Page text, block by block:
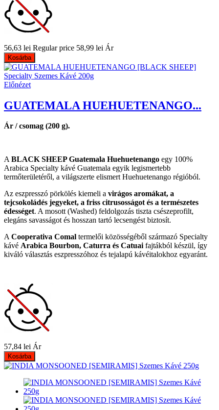
56,63 lei Regular price 58,99 lei Ár
Kosárba
Előnézet
GUATEMALA HUEHUETENANGO...
Ár / csomag (200 g).
ABLACK SHEEP Guatemala Huehuetenango egy 100%
Arabica Specialty kávé Guatemala egyik legismertebb
termőterületéről, a világszerte elismert Huehuetenango régióból.
Az eszpresszó pörkölés kiemeli a virágos aromákat, a
tejcsokoládés jegyeket, a friss citrusosságot és a természetes
édességet. A mosott (Washed) feldolgozás tiszta csészeprofilt,
elegáns savasságot és hosszan tartó lecsengést biztosít.
ACooperativa Comal termelői közösségéből származó Specialty
kávé Arabica Bourbon, Caturra és Catuaifajtákból készül, így
kiváló választás eszpresszóhoz és tejalapú kávéitalokhoz egyaránt.
57,84 lei Ár
Kosárba